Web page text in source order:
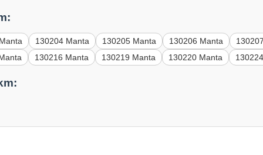
130204 Manta 130205 Manta 130206 Manta
130216 Manta 130219 Manta 130220 Manta